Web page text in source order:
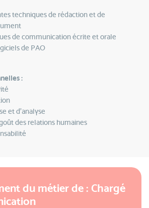
techniques de rédaction et de
de communication écrite et orale
de PAO
:
et d’analyse
des relations humaines
du métier de : Chargé